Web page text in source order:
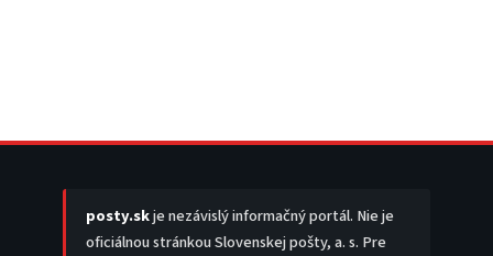
posty.skje nezávislý informačný portál. Nie je
oficiálnou stránkou Slovenskej pošty, a. s. Pre